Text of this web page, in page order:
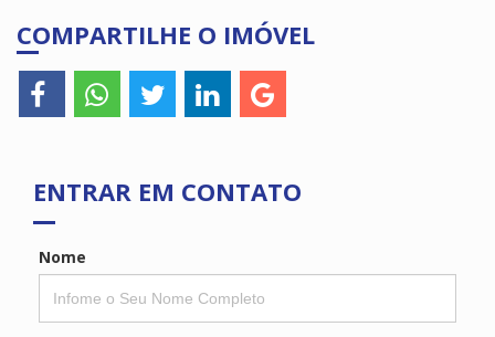
COMPARTILHE O IMÓVEL
ENTRAR EM CONTATO
Nome